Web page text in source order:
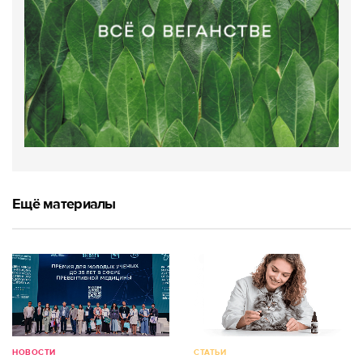
Ещё материалы
НОВОСТИ СТАТЬИ